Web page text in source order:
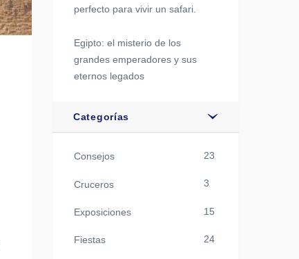
perfecto para vivir un safari.
Egipto: el misterio de los
grandes emperadores y sus
eternos legados
Categorías
Consejos 23
Cruceros 3
Exposiciones 15
Fiestas 24